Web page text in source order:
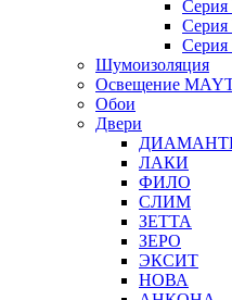
Серия
Серия
Шумоизоляция
Освещение
Обои
Двери
ЛАКИ
ФИЛО
СЛИМ
ЗЕТТА
ЗЕРО
ЭКСИТ
НОВА